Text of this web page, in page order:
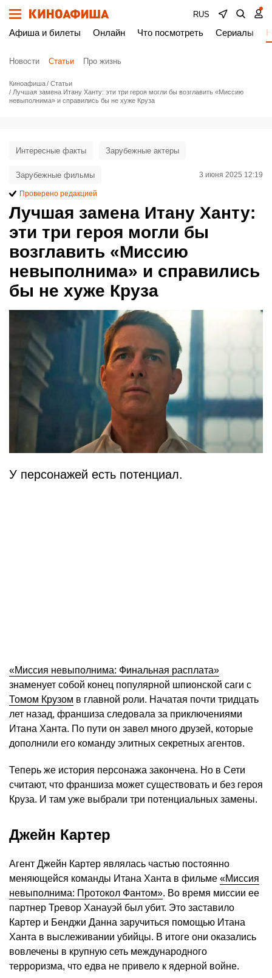
RUS
Афиша и билеты Онлайн Что посмотреть Сериалы
Новости Статьи Про жизнь
Киноафиша
Статьи
Лучшая замена Итану Ханту: эти три героя могли бы возглавить «Миссию
невыполнима» и справились бы не хуже Круза
Лучшая замена Итану Ханту:
эти три героя могли бы
возглавить «Миссию
невыполнима» и справились
бы не хуже Круза
Интересные факты Зарубежные актеры
Зарубежные фильмы 3 июня 2025 12:19
Проверено редакцией
У персонажей есть потенциал.
«Миссия невыполнима: Финальная расплата»
знаменует собой конец популярной шпионской саги с
Томом Крузом в главной роли. Начатая почти тридцать
лет назад, франшиза следовала за приключениями
Итана Ханта. По пути он завел много друзей, которые
дополнили его команду элитных секретных агентов.
Теперь же история персонажа закончена. Но в Сети
считают, что франшиза может существовать и без героя
Круза. И там уже выбрали три потенциальных замены.
Джейн Картер
Агент Джейн Картер являлась частью постоянно
меняющейся команды Итана Ханта в фильме «Миссия
невыполнима: Протокол Фантом». Во время миссии ее
партнер Тревор Ханауэй был убит. Это заставило
Картер и Бенджи Данна заручиться помощью Итана
Ханта в выслеживании убийцы. В итоге они оказались
вовлечены в крупную сеть международного
терроризма, что едва не привело к ядерной войне.